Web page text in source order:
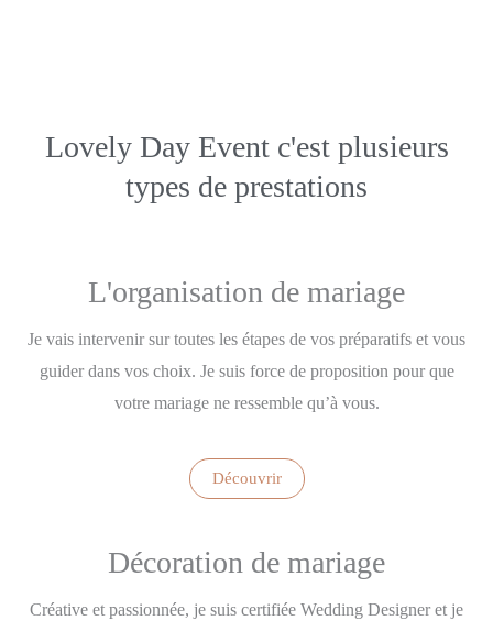
Lovely Day Event c'est plusieurs
types de prestations
L'organisation de mariage
Je vais intervenir sur toutes les étapes de vos préparatifs et vous
guider dans vos choix. Je suis force de proposition pour que
votre mariage ne ressemble qu’à vous.
Découvrir
Décoration de mariage
Créative et passionnée, je suis certifiée Wedding Designer et je